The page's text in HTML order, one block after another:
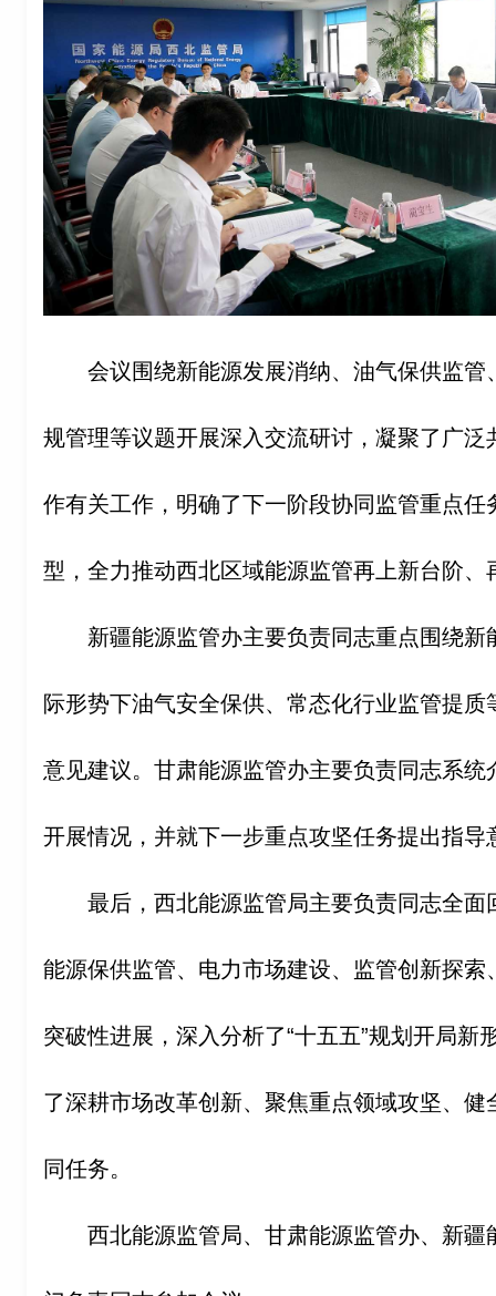
会议围绕新能源发展消纳、油气保供监
规管理等议题开展深入交流研讨，凝聚了广
作有关工作，明确了下一阶段协同监管重点
型，全力推动西北区域能源监管再上新台阶、
新疆能源监管办主要负责同志重点围绕
际形势下油气安全保供、常态化行业监管提
意见建议。甘肃能源监管办主要负责同志系
开展情况，并就下一步重点攻坚任务提出指导
最后，西北能源监管局主要负责同志全
能源保供监管、电力市场建设、监管创新探
突破性进展，深入分析了“十五五”规划开局新
了深耕市场改革创新、聚焦重点领域攻坚、
同任务。
西北能源监管局、甘肃能源监管办、新